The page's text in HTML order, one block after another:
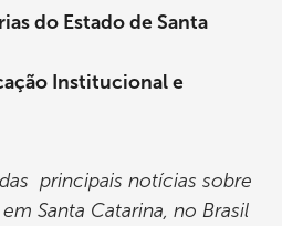
do Estado de Santa
Institucional e
principais notícias sobre
Santa Catarina, no Brasil